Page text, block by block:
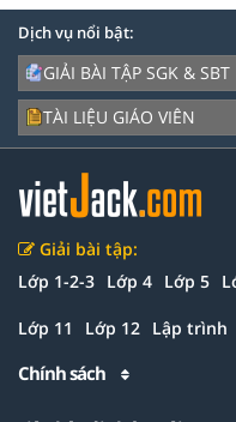
Dịch vụ nổi bật:
GIẢI BÀI TẬP SGK & SBT
TÀI LIỆU GIÁO VIÊN
Giải bài tập:
Lớp 1-2-3 Lớp 4 Lớp 5
Lớp 11 Lớp 12 Lập trình
Chính sách